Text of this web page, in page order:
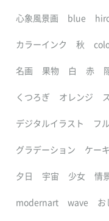
心象風景画 blue
カラーインク 秋
名画 果物 白 赤
くつろぎ オレンジ
デジタルイラスト フ
グラデーション ケーキ
夕日 宇宙 少女 情
modernart wave お